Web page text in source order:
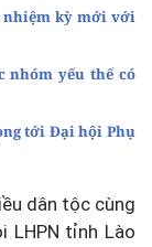
nhiệm kỳ mới với
nhóm yếu thế có
tới Đại hội Phụ
dân tộc cùng
LHPN tỉnh Lào